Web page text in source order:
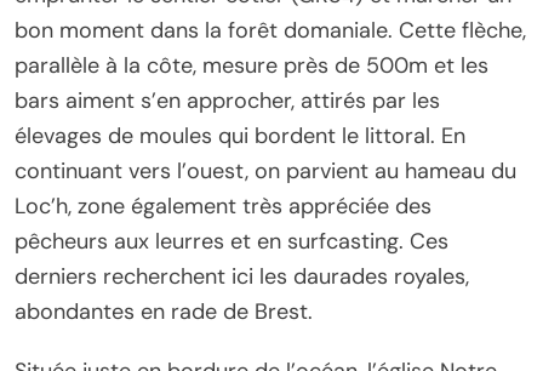
bon moment dans la forêt domaniale. Cette flèche,
parallèle à la côte, mesure près de 500m et les
bars aiment s’en approcher, attirés par les
élevages de moules qui bordent le littoral. En
continuant vers l’ouest, on parvient au hameau du
Loc’h, zone également très appréciée des
pêcheurs aux leurres et en surfcasting. Ces
derniers recherchent ici les daurades royales,
abondantes en rade de Brest.